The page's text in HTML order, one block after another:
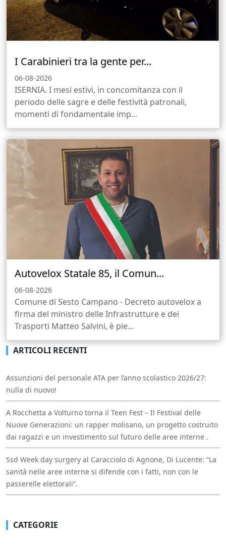
I Carabinieri tra la gente per...
06-08-2026
ISERNIA. I mesi estivi, in concomitanza con il
periodo delle sagre e delle festività patronali,
momenti di fondamentale imp...
Autovelox Statale 85, il Comun...
06-08-2026
Comune di Sesto Campano - Decreto autovelox a
firma del ministro delle Infrastrutture e dei
Trasporti Matteo Salvini, è pie...
ARTICOLI RECENTI
Assunzioni del personale ATA per l’anno scolastico 2026/27:
nulla di nuovo!
A Rocchetta a Volturno torna il Teen Fest – Il Festival delle
Nuove Generazioni: un rapper molisano, un progetto costruito
dai ragazzi e un investimento sul futuro delle aree interne .
Ssd Week day surgery al Caracciolo di Agnone, Di Lucente: “La
sanità nelle aree interne si difende con i fatti, non con le
passerelle elettorali”.
CATEGORIE